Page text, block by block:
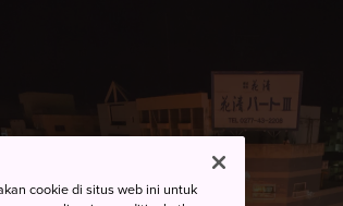
cookie di situs web ini untuk